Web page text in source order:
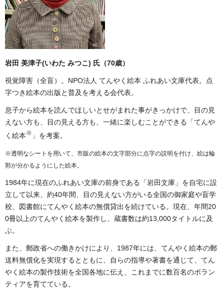
岩田 美津子(いわた みつこ) 氏（70歳）
視覚障害（全盲）。NPO法人 てんやく絵本 ふれあい文庫代表。点
字つき絵本の出版と普及を考える会代表。
息子から絵本を読んでほしいとせがまれた事がきっかけで、目の見
えない方も、目の見える方も、一緒に楽しむことができる「てんや
く絵本※ 」を考案。
※透明なシートを用いて、市販の絵本の文字部分に点字の説明を付け、絵は輪
郭が分かるようにした絵本。
1984年に現在のふれあい文庫の前身である「岩田文庫」を自宅に設
立して以来、約40年間、目の見えない方がいる全国の御家庭や盲学
校、図書館にてんやく絵本の無償貸出を続けている。現在、年間20
0冊以上のてんやく絵本を製作し、蔵書数は約13,000タイトルに及
ぶ。
また、郵政省への働きかけにより、1987年には、てんやく絵本の郵
送料無償化を実現するとともに、自らの指導や著書を通じて、てん
やく絵本の製作技術を全国各地に伝え、これまでに数百名のボラン
ティアを育てている。